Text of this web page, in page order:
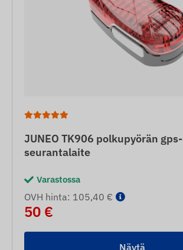
JUNEO TK906 polkupyörän gps-
seurantalaite
Varastossa
OVH hinta: 105,40 €
50 €
Näytä